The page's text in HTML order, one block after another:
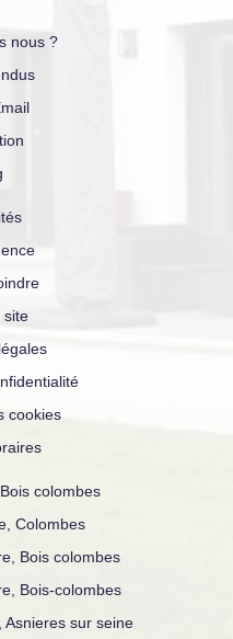
nous ?
site
cookies
colombes
Colombes
Bois colombes
Bois-colombes
sur seine